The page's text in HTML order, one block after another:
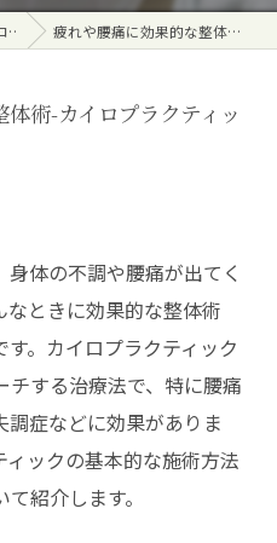
ム 疲れや腰痛に効果的な整体術-カイロプラクティックを紹介
術-カイロプラクティッ
体の不調や腰痛が出てく
なときに効果的な整体術
。カイロプラクティック
する治療法で、特に腰痛
症などに効果がありま
ックの基本的な施術方法
紹介します。